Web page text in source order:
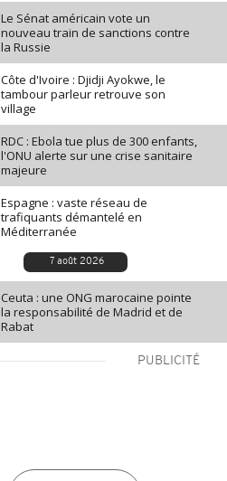
Le Sénat américain vote un
nouveau train de sanctions contre
la Russie
Côte d'Ivoire : Djidji Ayokwe, le
tambour parleur retrouve son
village
RDC : Ebola tue plus de 300 enfants,
l'ONU alerte sur une crise sanitaire
majeure
Espagne : vaste réseau de
trafiquants démantelé en
Méditerranée
7 août 2026
Ceuta : une ONG marocaine pointe
la responsabilité de Madrid et de
Rabat
PUBLICITÉ